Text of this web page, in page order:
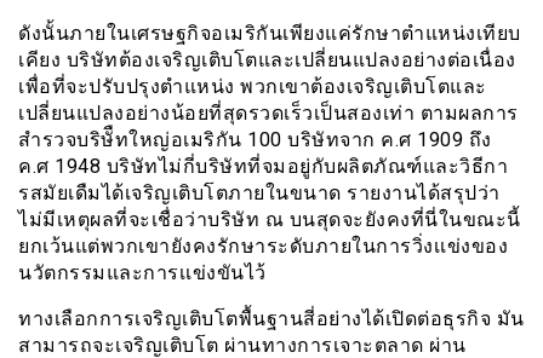
ดังนั้นภายในเศรษฐกิจอเมริกันเพียงแค่รักษาตำแหน่งเทียบ
เคียง บริษัทต้องเจริญเติบโตและเปลี่ยนแปลงอย่างต่อเนื่อง
เพื่อที่จะปรับปรุงตำแหน่ง พวกเขาต้องเจริญเติบโตและ
เปลี่ยนแปลงอย่างน้อยที่สุดรวดเร็วเป็นสองเท่า ตามผลการ
สำรวจบริษัืทใหญ่อเมริกัน 100 บริษัทจาก ค.ศ 1909 ถึง
ค.ศ 1948 บริษัทไม่กี่บริษัทที่จมอยู่กับผลิตภัณฑ์และวิธีกา
รสมัยเดืมได้เจริญเติบโตภายในขนาด รายงานได้สรุปว่า
ไม่มีเหตุผลที่จะเชื่อว่าบริษัท ณ บนสุดจะยังคงที่นี่ในขณะนี้
ยกเว้นแต่พวกเขายังคงรักษาระดับภายในการวิ่งเเข่งของ
นวัตกรรมและการเเข่งขันไว้
ทางเลือกการเจริญเติบโตพื้นฐานสี่อย่างได้เปิดต่อธุรกิจ มัน
สามารถจะเจริญเติบโต ผ่านทางการเจาะตลาด ผ่าน